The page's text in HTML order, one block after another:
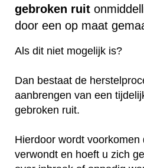
gebroken ruit
door een op maat
Als dit niet mogelijk is?
Dan bestaat de
aanbrengen van een
gebroken ruit.
Hierdoor wordt voorkomen
verwondt en hoeft u zich